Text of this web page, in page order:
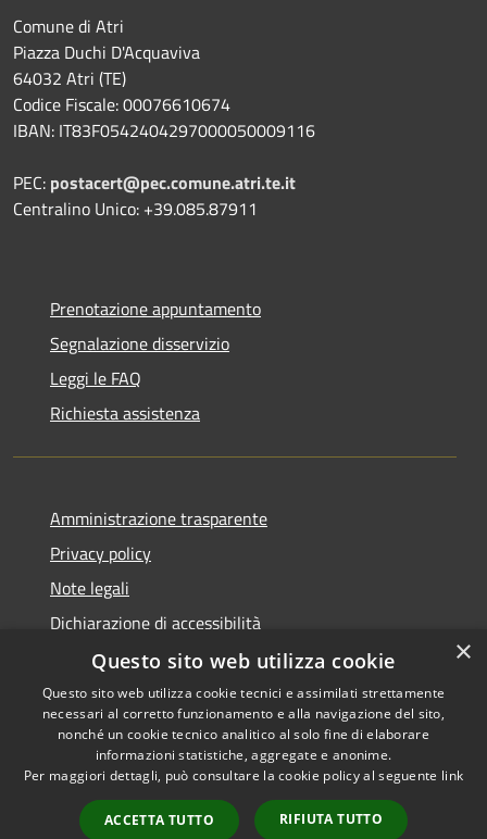
Comune di Atri
Piazza Duchi D'Acquaviva
64032 Atri (TE)
Codice Fiscale: 00076610674
IBAN: IT83F0542404297000050009116
PEC: postacert@pec.comune.atri.te.it
Centralino Unico: +39.085.87911
Prenotazione appuntamento
Segnalazione disservizio
Leggi le FAQ
Richiesta assistenza
Amministrazione trasparente
Privacy policy
Note legali
Dichiarazione di accessibilità
Accessibilità
Privacy
Copyright © 2026 • Comune di
Atri • Powered by
Municipium•Accesso
redazione
×
Questo sito web utilizza cookie
Questo sito web utilizza cookie tecnici e assimilati strettamente
necessari al corretto funzionamento e alla navigazione del sito,
nonché un cookie tecnico analitico al solo fine di elaborare
informazioni statistiche, aggregate e anonime.
Per maggiori dettagli, può consultare la cookie policy al seguente link
ACCETTA TUTTO RIFIUTA TUTTO